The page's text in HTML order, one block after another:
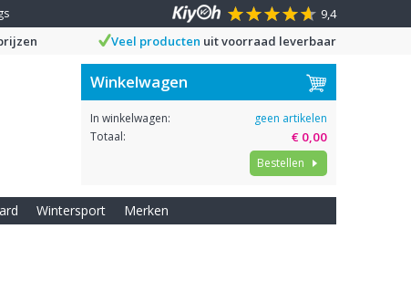
9,4
Veel producten uit voorraad leverbaar
Winkelwagen
In winkelwagen:
geen artikelen
Totaal:
€ 0,00
Bestellen
Wintersport Merken